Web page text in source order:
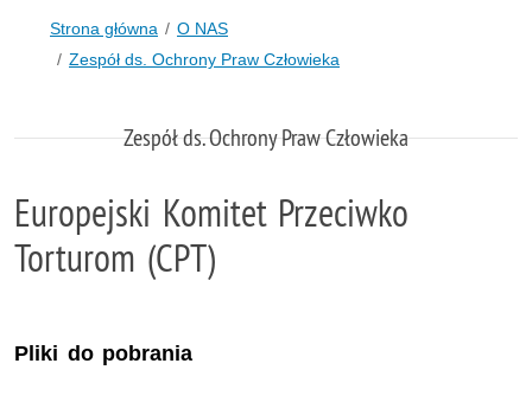
Strona główna
O NAS
Zespół ds. Ochrony Praw Człowieka
Zespół ds. Ochrony Praw Człowieka
Europejski Komitet Przeciwko
Torturom (CPT)
Pliki do pobrania